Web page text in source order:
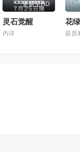
更新至HD
灵石觉醒
内详